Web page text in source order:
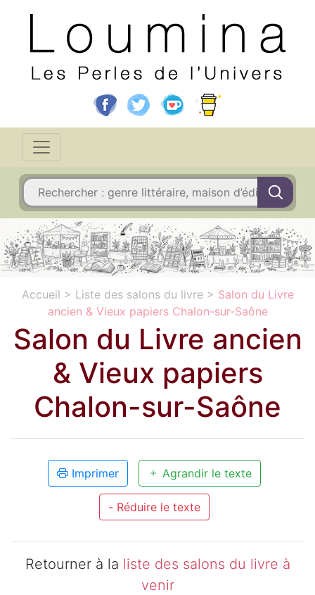
Accueil > Liste des salons du livre> Salon du Livre
ancien & Vieux papiers Chalon-sur-Saône
Salon du Livre ancien
& Vieux papiers
Chalon-sur-Saône
Imprimer Agrandir le texte
- Réduire le texte
Retourner à la liste des salons du livre à
venir